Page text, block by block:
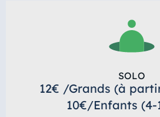
SOLO
12€ /Grands (à
10€/Enfants (4-